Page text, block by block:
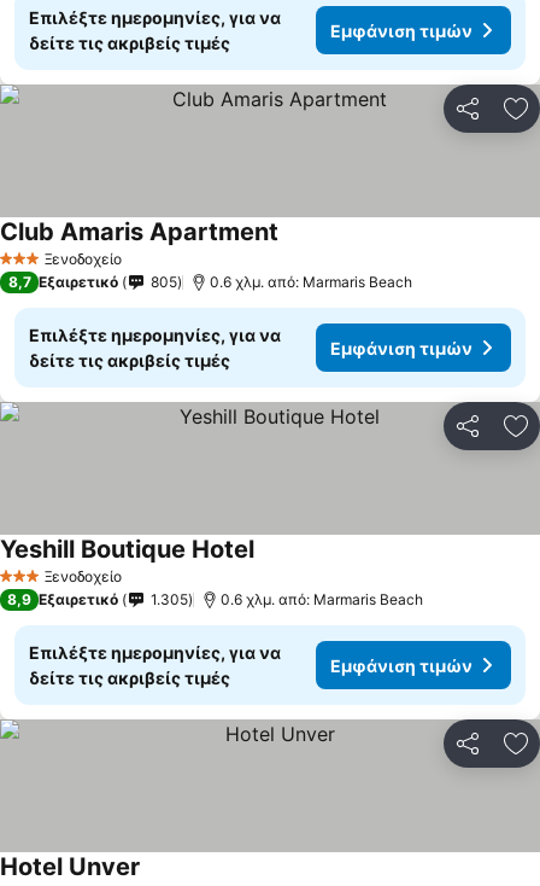
Επιλέξτε ημερομηνίες, για να
δείτε τις ακριβείς τιμές
Εμφάνιση τιμών
3 ΑστέριαΞενοδοχείο
Club Amaris Apartment
8,7 Εξαιρετικό 805 0.6 χλμ. από: Marmaris Beach
Επιλέξτε ημερομηνίες, για να
δείτε τις ακριβείς τιμές
Εμφάνιση τιμών
3 ΑστέριαΞενοδοχείο
Yeshill Boutique Hotel
8,9 Εξαιρετικό 1.305 0.6 χλμ. από: Marmaris Beach
Επιλέξτε ημερομηνίες, για να
δείτε τις ακριβείς τιμές
Εμφάνιση τιμών
Hotel Unver